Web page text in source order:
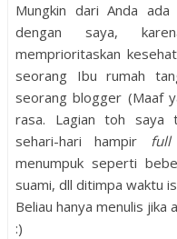
Mungkin dari Anda
dengan saya,
memprioritaskan
seorang Ibu rumah
seorang blogger (Maaf
rasa. Lagian toh saya
sehari-hari hampir full
menumpuk seperti
suami, dll ditimpa waktu
Beliau hanya menulis jika
:)